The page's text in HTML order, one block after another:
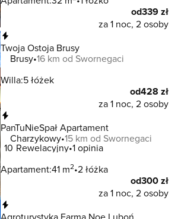
od339 zł
za 1 noc, 2 osoby
Twoja Ostoja Brusy
Brusy 16 km od Swornegaci
Willa:5 łóżek
od428 zł
za 1 noc, 2 osoby
PanTuNieSpał Apartament
Charzykowy 15 km od Swornegaci
10 Rewelacyjny 1 opinia
Apartament:41 m2 2 łóżka
od300 zł
za 1 noc, 2 osoby